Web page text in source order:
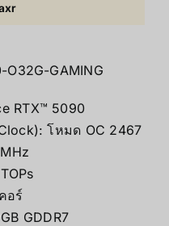
O32G-GAMING
RTX™ 5090
โหมด OC 2467
อร์
GDDR7